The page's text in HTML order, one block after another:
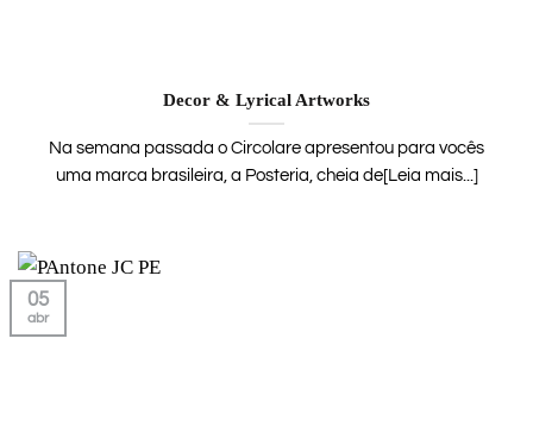
Decor & Lyrical Artworks
Na semana passada o Circolare apresentou para vocês
uma marca brasileira, a Posteria, cheia de[Leia mais...]
05
abr